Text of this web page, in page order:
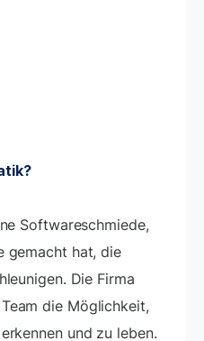
Softwareschmiede,
gemacht hat, die
Die Firma
die Möglichkeit,
und zu leben.